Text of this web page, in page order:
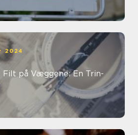
2024
på Væggene: En Trin-